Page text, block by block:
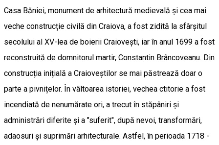
Casa Băniei, monument de arhitectură medievală și cea mai
veche construcție civilă din Craiova, a fost zidită la sfârșitul
secolului al XV-lea de boierii Craiovești, iar în anul 1699 a fost
reconstruită de domnitorul martir, Constantin Brâncoveanu. Din
construcția inițială a Craioveștilor se mai păstrează doar o
parte a pivnițelor. În vâltoarea istoriei, vechea ctitorie a fost
incendiată de nenumărate ori, a trecut în stăpâniri și
administrări diferite și a "suferit", după nevoi, transformări,
adaosuri și suprimări arhitecturale. Astfel, în perioada 1718 -